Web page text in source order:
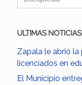
ULTIMAS NOTICIAS
Zapala le abrió
licenciados en
El Municipio